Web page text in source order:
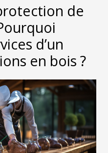
de
d’un
en bois ?